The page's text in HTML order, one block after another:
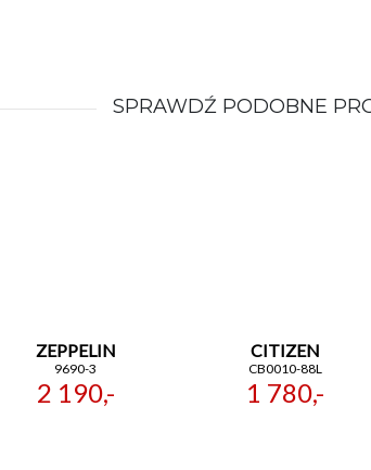
SPRAWDŹ PODOBNE
ZEPPELIN
9690-3
2 190,-
CITIZEN
CB0010-88L
1 780,-